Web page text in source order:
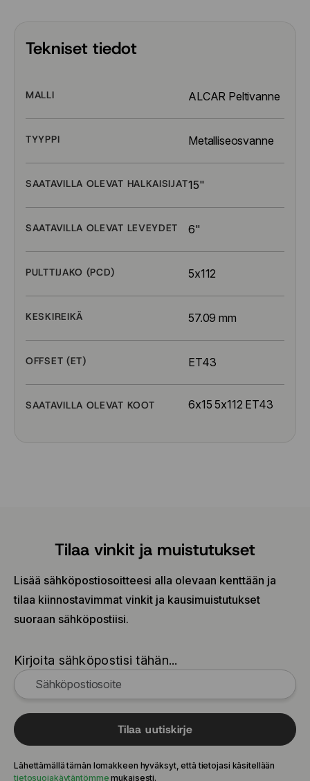
Tekniset tiedot
MALLI ALCAR Peltivanne
TYYPPI Metalliseosvanne
SAATAVILLA OLEVAT HALKAISIJAT15"
SAATAVILLA OLEVAT LEVEYDET 6"
PULTTIJAKO (PCD) 5x112
KESKIREIKÄ 57.09 mm
OFFSET (ET) ET43
SAATAVILLA OLEVAT KOOT 6x15 5x112 ET43
Tilaa vinkit ja muistutukset
Lisää sähköpostiosoitteesi alla olevaan kenttään ja
tilaa kiinnostavimmat vinkit ja kausimuistutukset
suoraan sähköpostiisi.
Kirjoita sähköpostisi tähän...
Tilaa uutiskirje
Lähettämällä tämän lomakkeen hyväksyt, että tietojasi käsitellään
tietosuojakäytäntömme mukaisesti.